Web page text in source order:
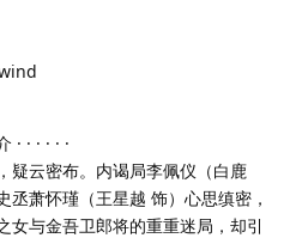
· · · · ·
云密布。内谒局李佩仪（白鹿
萧怀瑾（王星越 饰）心思缜密，
女与金吾卫郎将的重重迷局，却引